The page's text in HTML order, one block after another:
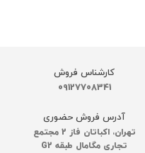
کارشناس فروش
09127708341
آدرس فروش حضوری
تهران، اکباتان فاز 2 مجتمع
تجاری مگامال طبقه G2